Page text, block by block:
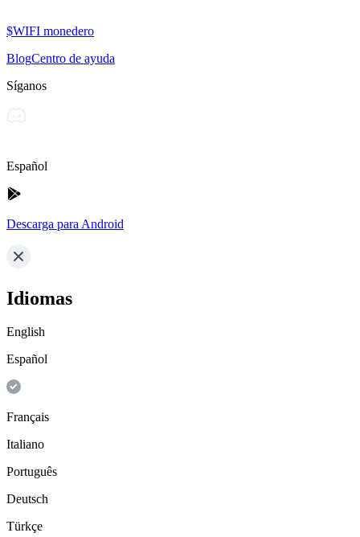
$WIFI monedero
BlogCentro de ayuda
Síganos
Español
Descarga para Android
Idiomas
English
Español
Français
Italiano
Português
Deutsch
Türkçe